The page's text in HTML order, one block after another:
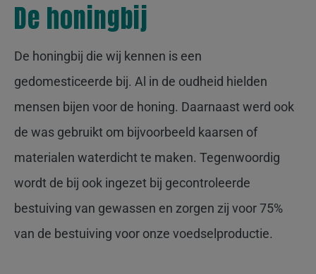
De honingbij
De honingbij die wij kennen is een
gedomesticeerde bij. Al in de oudheid hielden
mensen bijen voor de honing. Daarnaast werd ook
de was gebruikt om bijvoorbeeld kaarsen of
materialen waterdicht te maken. Tegenwoordig
wordt de bij ook ingezet bij gecontroleerde
bestuiving van gewassen en zorgen zij voor 75%
van de bestuiving voor onze voedselproductie.